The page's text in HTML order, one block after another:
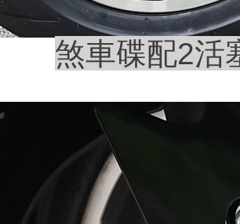
煞車碟配2活